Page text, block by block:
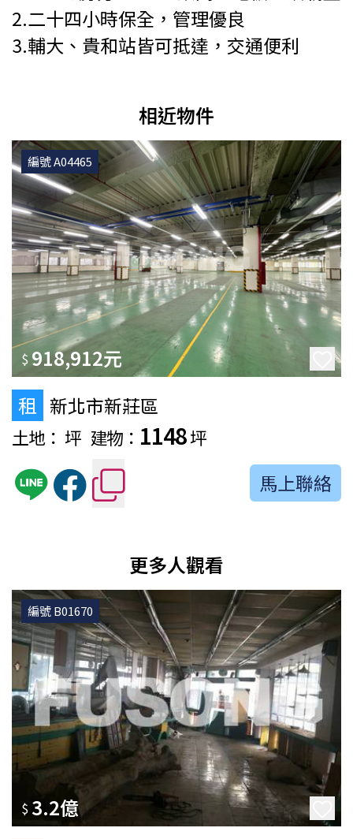
2.二十四小時保全，管理優良
3.輔大、貴和站皆可抵達，交通便利
相近物件
編號 A04465
$ 918,912元
租 新北市新莊區
土地： 坪 建物： 1148坪
馬上聯絡
更多人觀看
編號 B01670
$ 3.2億